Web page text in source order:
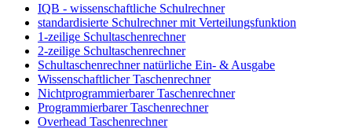
IQB - wissenschaftliche Schulrechner
standardisierte Schulrechner mit Verteilungsfunktion
1-zeilige Schultaschenrechner
2-zeilige Schultaschenrechner
Schultaschenrechner natürliche Ein- & Ausgabe
Wissenschaftlicher Taschenrechner
Nichtprogrammierbarer Taschenrechner
Programmierbarer Taschenrechner
Overhead Taschenrechner